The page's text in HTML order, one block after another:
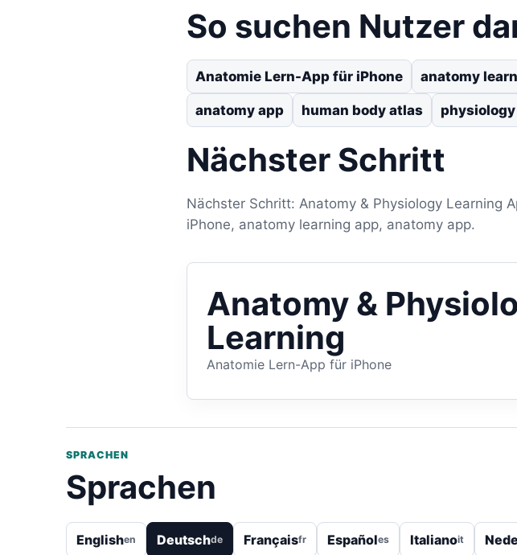
So suchen Nutzer
Anatomie Lern-App für iPhone anatomy
anatomy app human body atlas
Nächster Schritt
Nächster Schritt: Anatomy & Physiology Learning
iPhone, anatomy learning app, anatomy app.
Anatomy &
Learning
Anatomie Lern-App für iPhone
SPRACHEN
Sprachen
Englishen Deutschde Françaisfr Españoles Italianoit